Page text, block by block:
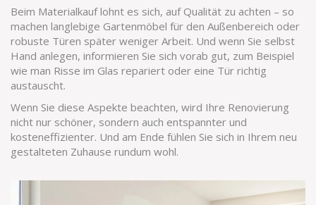
Beim Materialkauf lohnt es sich, auf Qualität zu achten – so
machen langlebige Gartenmöbel für den Außenbereich oder
robuste Türen später weniger Arbeit. Und wenn Sie selbst
Hand anlegen, informieren Sie sich vorab gut, zum Beispiel
wie man Risse im Glas repariert oder eine Tür richtig
austauscht.
Wenn Sie diese Aspekte beachten, wird Ihre Renovierung
nicht nur schöner, sondern auch entspannter und
kosteneffizienter. Und am Ende fühlen Sie sich in Ihrem neu
gestalteten Zuhause rundum wohl.